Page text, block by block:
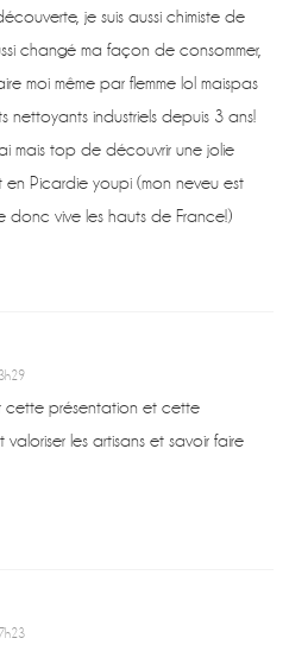
je suis aussi chimiste de
changé ma façon de consommer,
moi même par flemme lol maispas
industriels depuis 3 ans!
mais top de découvrir une jolie
en Picardie youpi (mon neveu est
donc vive les hauts de France!)
cette présentation et cette
les artisans et savoir faire